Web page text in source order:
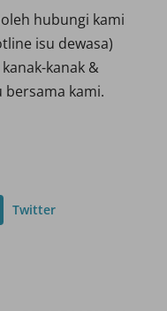
hubungi kami
isu dewasa)
kanak &
bersama kami.
Twitter